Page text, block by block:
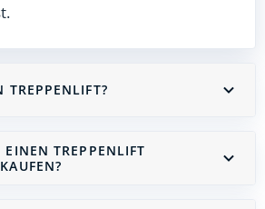
TREPPENLIFT?
TREPPENLIFT